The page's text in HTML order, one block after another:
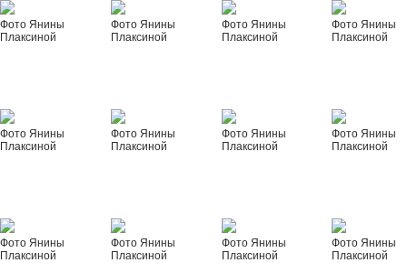
Фото Янины
Плаксиной
Фото Янины
Плаксиной
Фото Янины
Плаксиной
Фото Янины
Плаксиной
Фото Янины
Плаксиной
Фото Янины
Плаксиной
Фото Янины
Плаксиной
Фото Янины
Плаксиной
Фото Янины
Плаксиной
Фото Янины
Плаксиной
Фото Янины
Плаксиной
Фото Янины
Плаксиной